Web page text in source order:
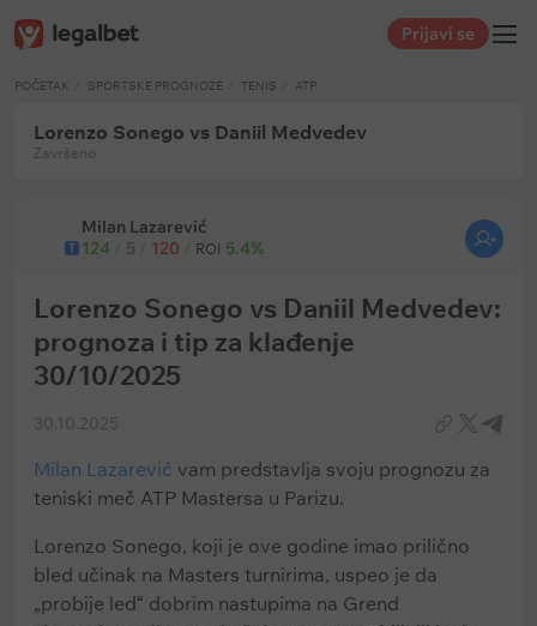
Prijavi se
POČETAK SPORTSKE PROGNOZE TENIS ATP
Lorenzo Sonego vs Daniil Medvedev
Završeno
T
Milan Lazarević
124
5 120 ROI 5.4%
Lorenzo Sonego vs Daniil Medvedev:
prognoza i tip za klađenje
30/10/2025
30.10.2025
Milan Lazarević vam predstavlja svoju prognozu za
teniski meč ATP Mastersa u Parizu.
Lorenzo Sonego, koji je ove godine imao prilično
bled učinak na Masters turnirima, uspeo je da
„probije led“ dobrim nastupima na Grend